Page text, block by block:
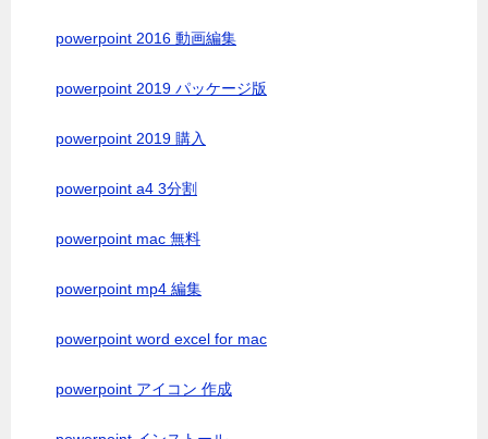
powerpoint 2016 動画編集
powerpoint 2019 パッケージ版
powerpoint 2019 購入
powerpoint a4 3分割
powerpoint mac 無料
powerpoint mp4 編集
powerpoint word excel for mac
powerpoint アイコン 作成